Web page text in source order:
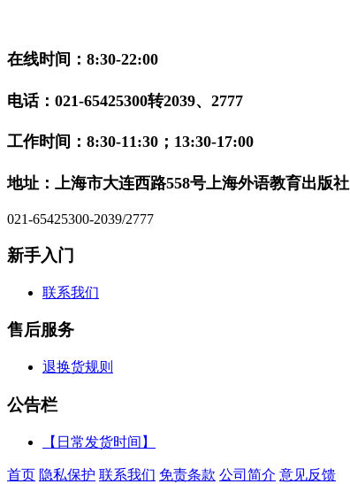
在线时间：8:30-22:00
电话：021-65425300转2039、2777
工作时间： 8:30-11:30；13:30-17:00
地址：上海市大连西路558号上海外语教育出版社
021-65425300-2039/2777
新手入门
联系我们
售后服务
退换货规则
公告栏
【日常发货时间】
首页 隐私保护 联系我们 免责条款 公司简介 意见反馈